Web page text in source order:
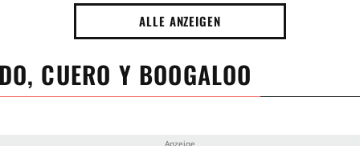
die 11. Episode der 1. Staffel der Serie Salcedo, cuero y
Canto" ist die 12. Episode der 1. Staffel der Serie
ALLE ANZEIGEN
CUERO Y BOOGALOO